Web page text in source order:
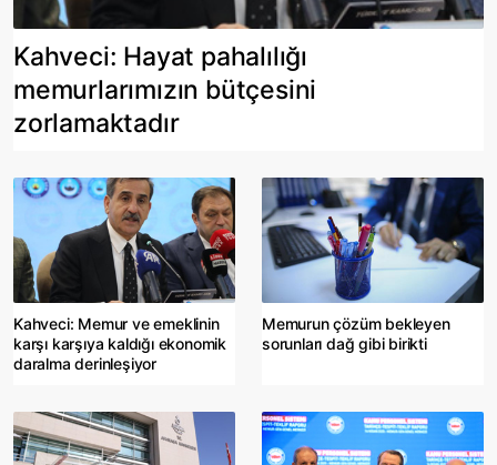
Kahveci: Hayat pahalılığı
memurlarımızın bütçesini
zorlamaktadır
Kahveci: Memur ve emeklinin
karşı karşıya kaldığı ekonomik
daralma derinleşiyor
Memurun çözüm bekleyen
sorunları dağ gibi birikti